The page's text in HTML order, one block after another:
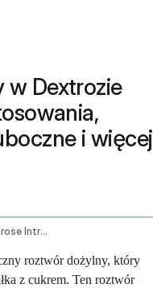
w Dextrozie
i więcej
Amino Acids In Dextrose Intravenous Route
roztwór dożylny, który
z cukrem. Ten roztwór